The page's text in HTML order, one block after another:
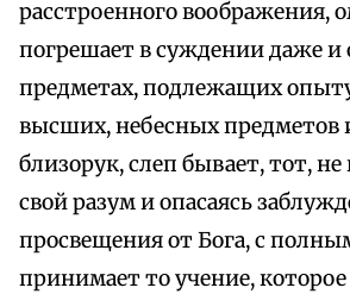
расстроенного воображения,
погрешает в суждении даже и
предметах, подлежащих
высших, небесных предметов
близорук, слеп бывает, тот, не
свой разум и опасаясь
просвещения от Бога, с
принимает то учение,